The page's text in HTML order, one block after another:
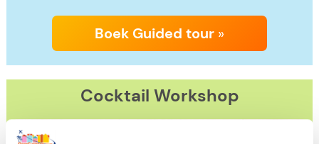
Boek Guided tour »
Cocktail Workshop